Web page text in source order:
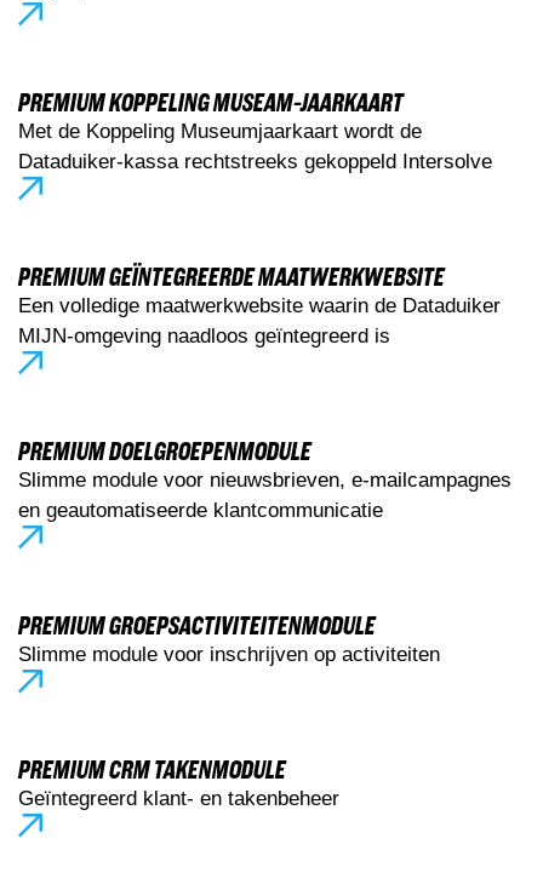
PREMIUM KOPPELING MUSEAM-JAARKAART
Met de Koppeling Museumjaarkaart wordt de
Dataduiker-kassa rechtstreeks gekoppeld Intersolve
PREMIUM GEÏNTEGREERDE MAATWERKWEBSITE
Een volledige maatwerkwebsite waarin de Dataduiker
MIJN-omgeving naadloos geïntegreerd is
PREMIUM DOELGROEPENMODULE
Slimme module voor nieuwsbrieven, e-mailcampagnes
en geautomatiseerde klantcommunicatie
PREMIUM GROEPSACTIVITEITENMODULE
Slimme module voor inschrijven op activiteiten
PREMIUM CRM TAKENMODULE
Geïntegreerd klant- en takenbeheer